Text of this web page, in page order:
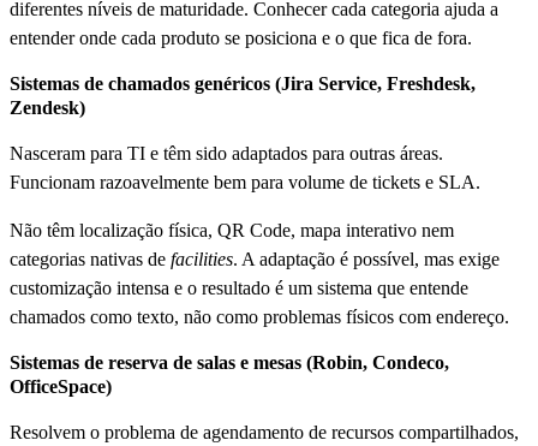
diferentes níveis de maturidade. Conhecer cada categoria ajuda a
entender onde cada produto se posiciona e o que fica de fora.
Sistemas de chamados genéricos (Jira Service, Freshdesk,
Zendesk)
Nasceram para TI e têm sido adaptados para outras áreas.
Funcionam razoavelmente bem para volume de tickets e SLA.
Não têm localização física, QR Code, mapa interativo nem
categorias nativas de facilities. A adaptação é possível, mas exige
customização intensa e o resultado é um sistema que entende
chamados como texto, não como problemas físicos com endereço.
Sistemas de reserva de salas e mesas (Robin, Condeco,
OfficeSpace)
Resolvem o problema de agendamento de recursos compartilhados,